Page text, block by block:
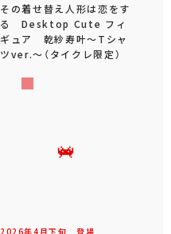
その着せ替え人形は恋をす
る Desktop Cute フィ
ギュア 乾紗寿叶～Tシャ
ツver.～（タイクレ限定）
2026年4 月下旬 登場